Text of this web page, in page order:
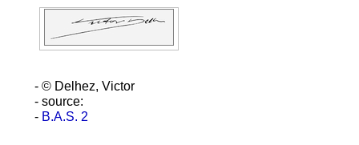
- © Delhez, Victor
- source:
- B.A.S. 2